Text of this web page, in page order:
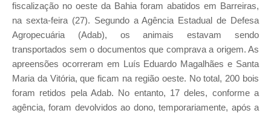
fiscalização no oeste da Bahia foram abatidos em Barreiras,
na sexta-feira (27). Segundo a Agência Estadual de Defesa
Agropecuária (Adab), os animais estavam sendo
transportados sem o documentos que comprava a origem. As
apreensões ocorreram em Luís Eduardo Magalhães e Santa
Maria da Vitória, que ficam na região oeste. No total, 200 bois
foram retidos pela Adab. No entanto, 17 deles, conforme a
agência, foram devolvidos ao dono, temporariamente, após a